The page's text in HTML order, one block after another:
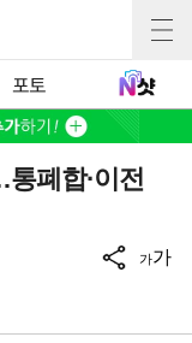
포토
폐합·이전
가가